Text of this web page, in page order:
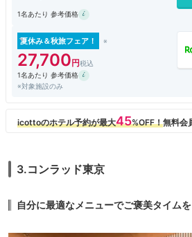
1名あたり 参考価格
夏休み＆秋旅フェア！
27,700
1名あたり 参考価格
※対象施設のみ
3.コンラッド東京
自分に最適なメニューでご褒美タイムを